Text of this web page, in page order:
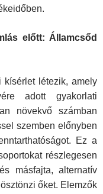
előtt: Államcsőd
kísérlet létezik, amely
adott gyakorlati
növekvő számban
szemben előnyben
Ez a
részlegesen
másfajta, alternatív
őket. Elemzők